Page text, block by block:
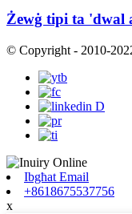
Żewġ tipi ta 'dwal
© Copyright - 2010-
Ibgħat Email
+8618675537756
x